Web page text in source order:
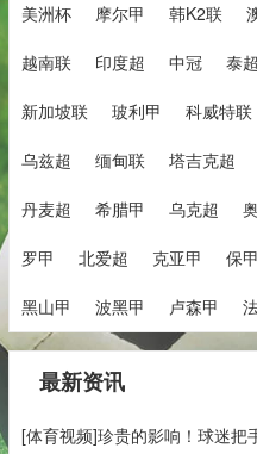
美洲杯 摩尔甲 韩K2联
越南联 印度超 中冠 泰超
新加坡联 玻利甲 科威特联
乌兹超 缅甸联 塔吉克超
丹麦超 希腊甲 乌克超
罗甲 北爱超 克亚甲 保甲
黑山甲 波黑甲 卢森甲
最新资讯
[体育视频]珍贵的影响！球迷